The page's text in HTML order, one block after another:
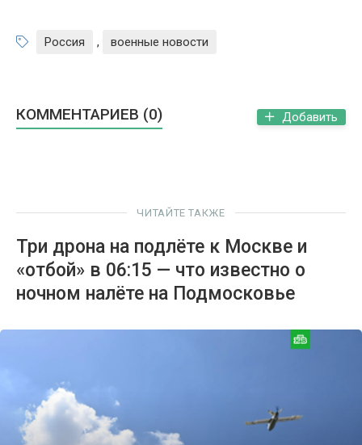
Россия , военные новости
КОММЕНТАРИЕВ (0) Добавить
ЧИТАЙТЕ ТАКЖЕ
Три дрона на подлёте к Москве и
«отбой» в 06:15 — что известно о
ночном налёте на Подмосковье